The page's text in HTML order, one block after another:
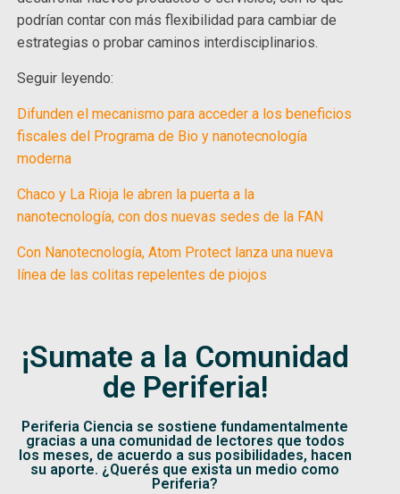
podrían contar con más flexibilidad para cambiar de
estrategias o probar caminos interdisciplinarios.
Seguir leyendo:
Difunden el mecanismo para acceder a los beneficios
fiscales del Programa de Bio y nanotecnología
moderna
Chaco y La Rioja le abren la puerta a la
nanotecnología, con dos nuevas sedes de la FAN
Con Nanotecnología, Atom Protect lanza una nueva
línea de las colitas repelentes de piojos
¡Sumate a la Comunidad
de Periferia!
Periferia Ciencia se sostiene fundamentalmente
gracias a una comunidad de lectores que todos
los meses, de acuerdo a sus posibilidades, hacen
su aporte. ¿Querés que exista un medio como
Periferia?